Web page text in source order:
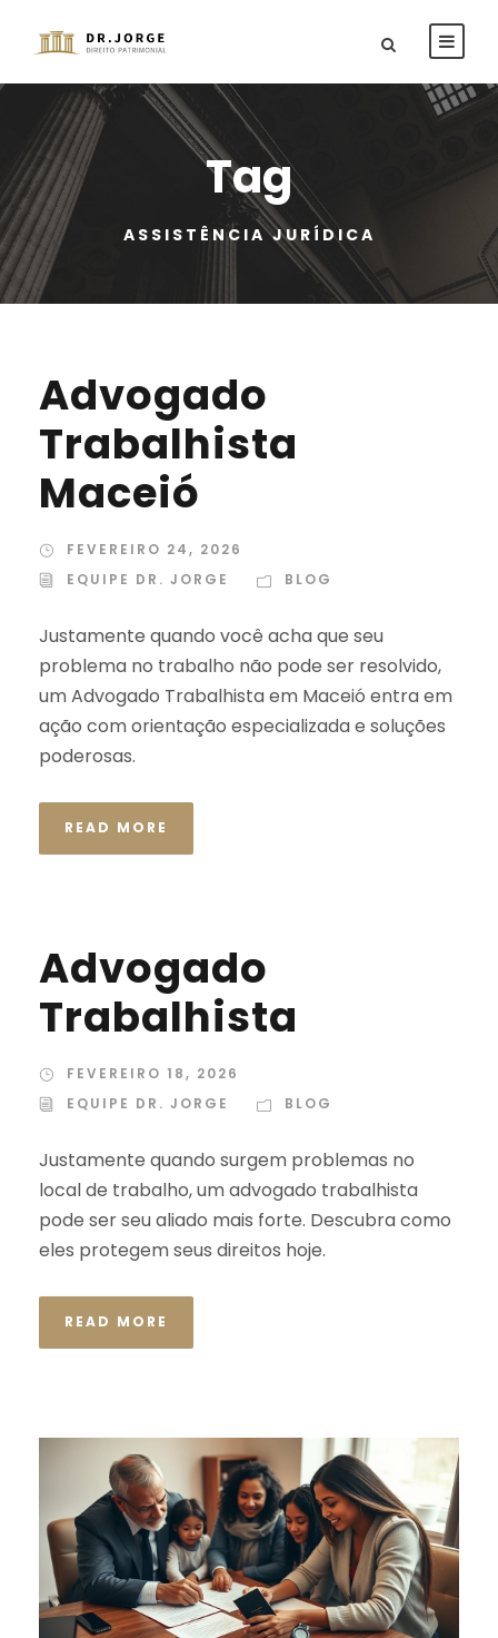
Tag
ASSISTÊNCIA JURÍDICA
Advogado
Trabalhista
Maceió
FEVEREIRO 24, 2026
EQUIPE DR. JORGE
BLOG
Justamente quando você acha que seu
problema no trabalho não pode ser resolvido,
um Advogado Trabalhista em Maceió entra em
ação com orientação especializada e soluções
poderosas.
READ MORE
Advogado
Trabalhista
FEVEREIRO 18, 2026
EQUIPE DR. JORGE
BLOG
Justamente quando surgem problemas no
local de trabalho, um advogado trabalhista
pode ser seu aliado mais forte. Descubra como
eles protegem seus direitos hoje.
READ MORE